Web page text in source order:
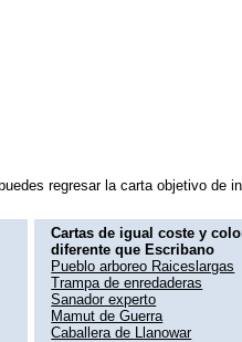
regresar la carta objetivo de
Cartas de igual coste y
diferente que Escribano
Pueblo arboreo Raiceslargas
Trampa de enredaderas
Sanador experto
Mamut de Guerra
Caballera de Llanowar